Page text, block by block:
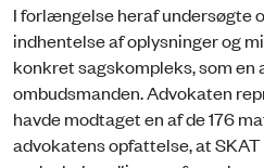
I forlængelse heraf undersøgte
indhentelse af oplysninger og
konkret sagskompleks, som en
ombudsmanden. Advokaten
havde modtaget en af de 176
advokatens opfattelse, at